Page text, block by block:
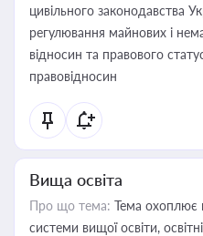
цивільного законодавства
регулювання майнових і
відносин та правового
правовідносин
Вища освіта
Про що тема: Тема охоплює
системи вищої освіти,